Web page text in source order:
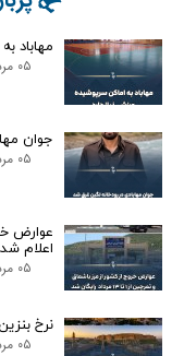
مهاباد
۰۵ مرداد ۰۵
جوان
۰۵ مرداد ۰۵
عوارض
اعلام شد
۰۵ مرداد ۰۵
نرخ
۰۵ مرداد ۰۵